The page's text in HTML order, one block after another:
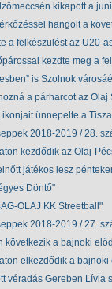
kikapott a
hangolt a
a felkészülést az U20-
kezdte meg a
is Szolnok
a párharcot az Olaj
ikonjait ünnepelte a
2018-2019 / 28.
kezdődik az Olaj-
játékos lesz
Döntő
OLAJ KK Streetball
2018-2019 / 27.
következik a bajnoki
elkezdődik a
véradás Gereben Lívia